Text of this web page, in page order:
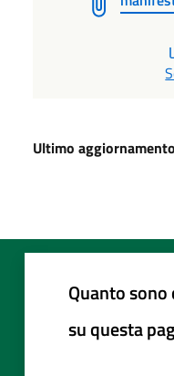
Ultimo aggiornamento
Quanto
su questa